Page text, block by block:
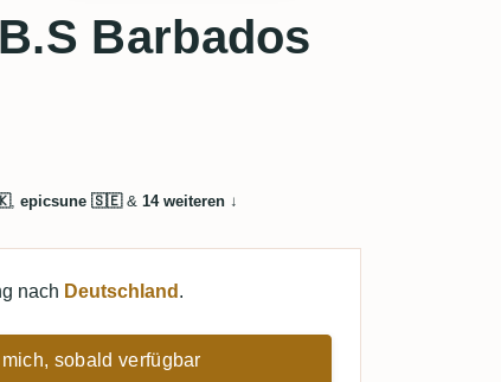
Barbados
, epicsune 🇸🇪& 14 weiteren↓
nach Deutschland .
sobald verfügbar